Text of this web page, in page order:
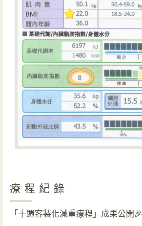
療程紀錄
「十週客製化減重療程」成果公開🎉